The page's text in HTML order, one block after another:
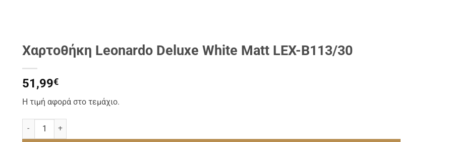
Χαρτοθήκη Leonardo Deluxe White Matt LEX-B113/30
51,99€
Η τιμή αφορά στο τεμάχιο.
Χαρτοθήκη Leonardo Deluxe White Matt LEX-B113/30 ποσότητα